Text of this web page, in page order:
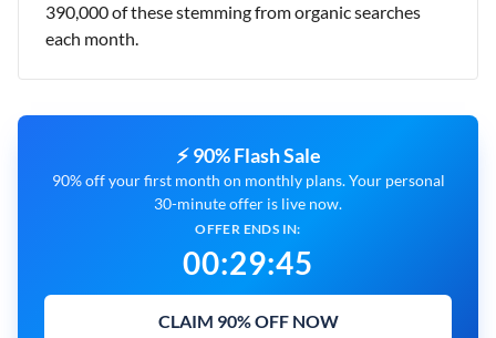
390,000 of these stemming from organic searches
each month.
⚡ 90% Flash Sale
90% off your first month on monthly plans. Your personal
30-minute offer is live now.
OFFER ENDS IN:
00:29:45
CLAIM 90% OFF NOW